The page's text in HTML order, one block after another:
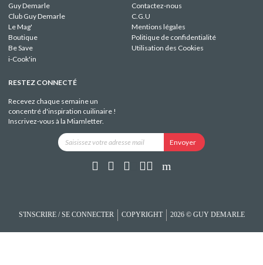
Guy Demarle
Club Guy Demarle
Le Mag'
Boutique
Be Save
i-Cook'in
Contactez-nous
C.G.U
Mentions légales
Politique de confidentialité
Utilisation des Cookies
RESTEZ CONNECTÉ
Recevez chaque semaine un
concentré d'inspiration cuilinaire !
Inscrivez-vous à la Miamletter.
S'INSCRIRE / SE CONNECTER COPYRIGHT 2026 © GUY DEMARLE